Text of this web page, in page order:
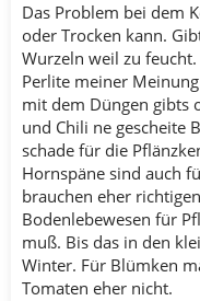
Das Problem bei dem
oder Trocken kann.
Wurzeln weil zu
Perlite meiner
mit dem Düngen gibts
und Chili ne gescheite
schade für die
Hornspäne sind auch
brauchen eher
Bodenlebewesen für
muß. Bis das in den
Winter. Für Blümken
Tomaten eher nicht.